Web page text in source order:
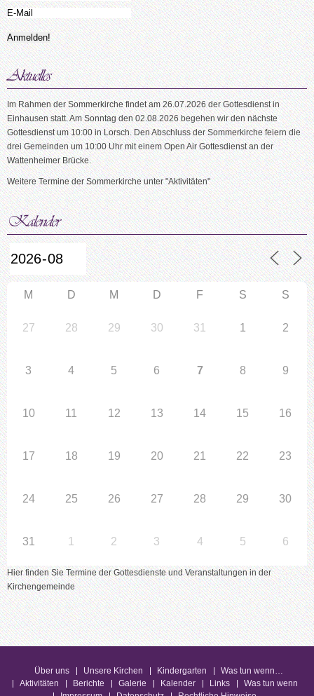
Im Rahmen der Sommerkirche findet am 26.07.2026 der Gottesdienst in
Einhausen statt. Am Sonntag den 02.08.2026 begehen wir den nächste
Gottesdienst um 10:00 in Lorsch. Den Abschluss der Sommerkirche feiern die
drei Gemeinden um 10:00 Uhr mit einem Open Air Gottesdienst an der
Wattenheimer Brücke.
Weitere Termine der Sommerkirche unter "Aktivitäten"
M D M D F S S
27 28 29 30 31 1 2
3 4 5 6 7 8 9
10 11 12 13 14 15 16
17 18 19 20 21 22 23
24 25 26 27 28 29 30
31 1 2 3 4 5 6
Hier finden Sie Termine der Gottesdienste und Veranstaltungen in der
Kirchengemeinde
Über uns Unsere Kirchen Kindergarten
Was tun wenn…
Aktivitäten
Berichte Galerie Kalender Links
Was tun wenn